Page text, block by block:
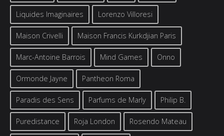
Liquides Imaginaires Lorenzo Villoresi
Maison Crivelli Maison Francis Kurkdjian Paris
Marc-Antoine Barrois Mind Games Onno
Ormonde Jayne Pantheon Roma
Paradis des Sens Parfums de Marly Philip B.
Puredistance Roja London Rosendo Mateau